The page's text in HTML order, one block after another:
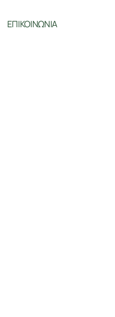
ΕΠΙΚΟΙΝΩΝΙΑ